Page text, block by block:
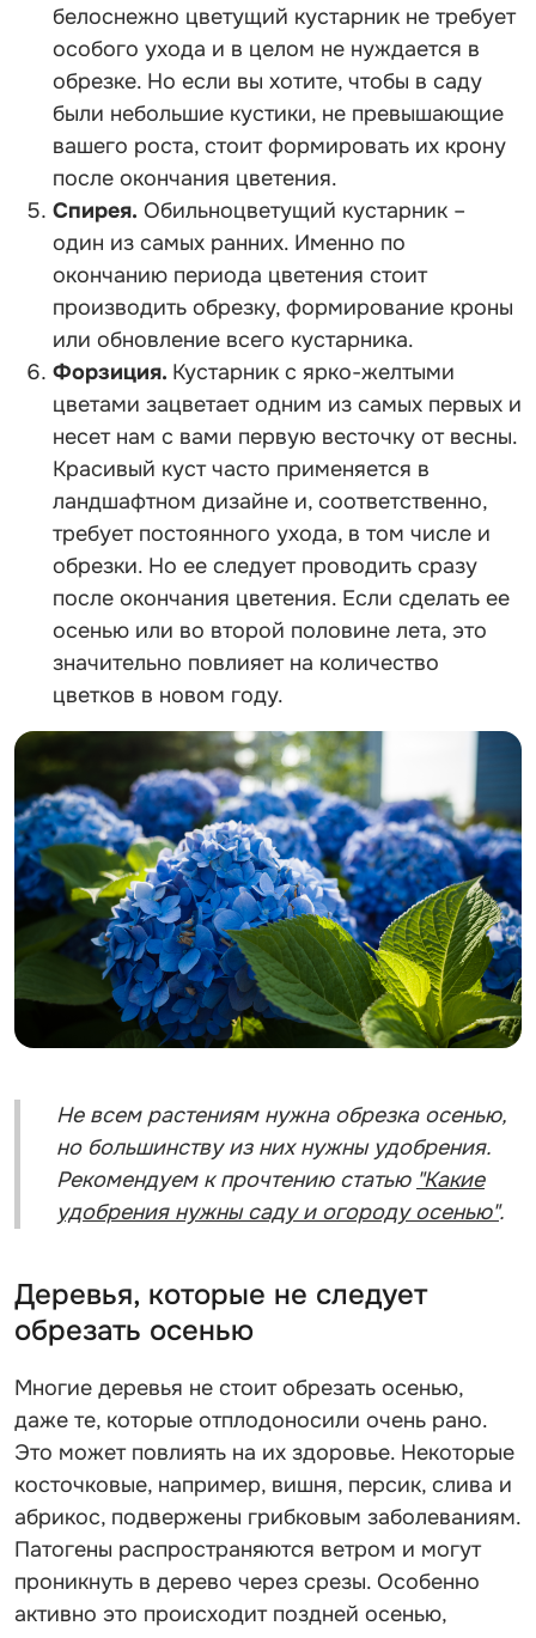
белоснежно цветущий кустарник не требует
особого ухода и в целом не нуждается в
обрезке. Но если вы хотите, чтобы в саду
были небольшие кустики, не превышающие
вашего роста, стоит формировать их крону
после окончания цветения.
Спирея. Обильноцветущий кустарник –
один из самых ранних. Именно по
окончанию периода цветения стоит
производить обрезку, формирование кроны
или обновление всего кустарника.
Форзиция. Кустарник с ярко-желтыми
цветами зацветает одним из самых первых и
несет нам с вами первую весточку от весны.
Красивый куст часто применяется в
ландшафтном дизайне и, соответственно,
требует постоянного ухода, в том числе и
обрезки. Но ее следует проводить сразу
после окончания цветения. Если сделать ее
осенью или во второй половине лета, это
значительно повлияет на количество
цветков в новом году.
Не всем растениям нужна обрезка осенью,
но большинству из них нужны удобрения.
Рекомендуем к прочтению статью "Какие
удобрения нужны саду и огороду осенью".
Деревья, которые не следует
обрезать осенью
Многие деревья не стоит обрезать осенью,
даже те, которые отплодоносили очень рано.
Это может повлиять на их здоровье. Некоторые
косточковые, например, вишня, персик, слива и
абрикос, подвержены грибковым заболеваниям.
Патогены распространяются ветром и могут
проникнуть в дерево через срезы. Особенно
активно это происходит поздней осенью,